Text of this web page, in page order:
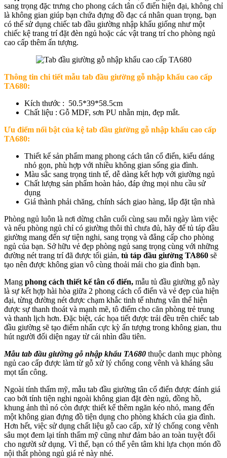
sang trọng đặc trưng cho phong cách tân cổ điển hiện đại, không chỉ
là không gian giúp bạn chứa đựng đồ đạc cá nhân quan trọng, bạn
có thể sử dụng chiếc tab đầu giường nhập khẩu giống như một
chiếc kệ trang trí đặt đèn ngủ hoặc các vật trang trí cho phòng ngủ
cao cấp thêm ấn tượng.
Thông tin chi tiết mẫu tab đầu giường gỗ nhập khẩu cao cấp
TA680:
Kích thước : 50.5*39*58.5cm
Chất liệu : Gỗ MDF, sơn PU nhẵn mịn, đẹp mắt.
Ưu điểm nổi bật của kệ tab đầu giường gỗ nhập khẩu cao cấp
TA680:
Thiết kế sản phẩm mang phong cách tân cổ điển, kiểu dáng
nhỏ gọn, phù hợp với nhiều không gian sống gia đình.
Màu sắc sang trọng tinh tế, dễ dàng kết hợp với giường ngủ
Chất lượng sản phẩm hoàn hảo, đáp ứng mọi nhu cầu sử
dụng
Giá thành phải chăng, chính sách giao hàng, lắp đặt tận nhà
Phòng ngủ luôn là nơi dừng chân cuối cùng sau mỗi ngày làm việc
và nếu phòng ngủ chỉ có giường thôi thì chưa đủ, hãy để tủ táp đầu
giường mang đến sự tiện nghi, sang trọng và đẳng cấp cho phòng
ngủ của bạn. Sở hữu vẻ đẹp phòng ngủ sang trọng cùng với những
đường nét trang trí đã được tối giản, tủ táp đầu giường TA860 sẽ
tạo nên được không gian vô cùng thoải mái cho gia đình bạn.
Mang phong cách thiết kế tân cổ điển, mẫu tủ đầu giường gỗ này
là sự kết hợp hài hòa giữa 2 phong cách cổ điển và vẻ đẹp của hiện
đại, từng đường nét được chạm khắc tinh tế nhưng vẫn thể hiện
được sự thanh thoát và mạnh mẽ, tô điểm cho căn phòng trẻ trung
và thanh lịch hơn. Đặc biệt, các họa tiết được trải đều trên chiếc tab
đầu giường sẽ tạo điểm nhấn cực kỳ ấn tượng trong không gian, thu
hút người đối diện ngay từ cái nhìn đầu tiên.
Mẫu tab đầu giường gỗ nhập khẩu TA680 thuộc danh mục phòng
ngủ cao cấp được làm từ gỗ xử lý chống cong vênh và kháng sâu
mọt tấn công.
Ngoài tính thẩm mỹ, mẫu tab đầu giường tân cổ điển được đánh giá
cao bởi tính tiện nghi ngoài không gian đặt đèn ngủ, đồng hồ,
khung ảnh thì nó còn được thiết kế thêm ngăn kéo nhỏ, mang đến
một không gian đựng đồ tiện dụng cho phòng khách của gia đình.
Hơn hết, việc sử dụng chất liệu gỗ cao cấp, xử lý chống cong vênh
sâu mọt đem lại tính thẩm mỹ cũng như đảm bảo an toàn tuyệt đối
cho người sử dụng. Vì thế, bạn có thể yên tâm khi lựa chọn món đồ
nội thất phòng ngủ giá rẻ này nhé.